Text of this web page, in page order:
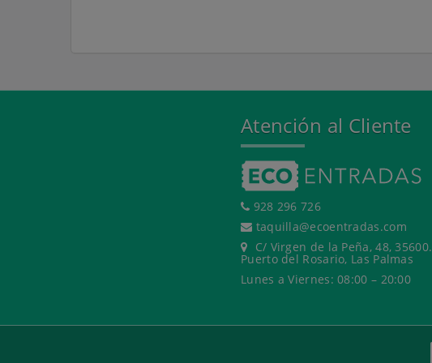
Atención al Cliente
928 296 726
taquilla@ecoentradas.com
C/ Virgen de la Peña, 48, 35600.
Puerto del Rosario, Las Palmas
Lunes a Viernes: 08:00 – 20:00